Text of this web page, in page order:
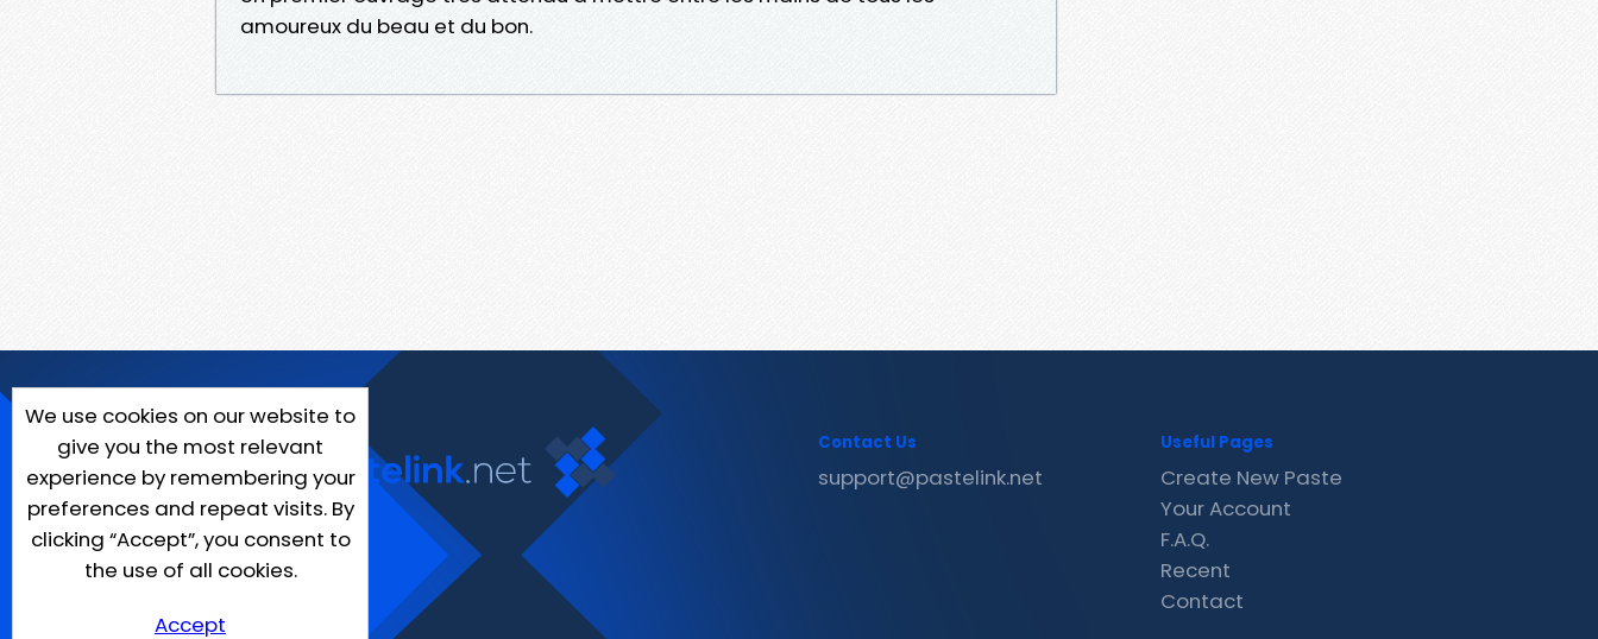
amoureux du beau et du bon.
We use cookies on our website to
give you the most relevant
experience by remembering your
preferences and repeat visits. By
clicking “Accept”, you consent to
the use of all cookies.
Accept
Contact Us
support@pastelink.net
Useful Pages
Create New Paste
Your Account
F.A.Q.
Recent
Contact